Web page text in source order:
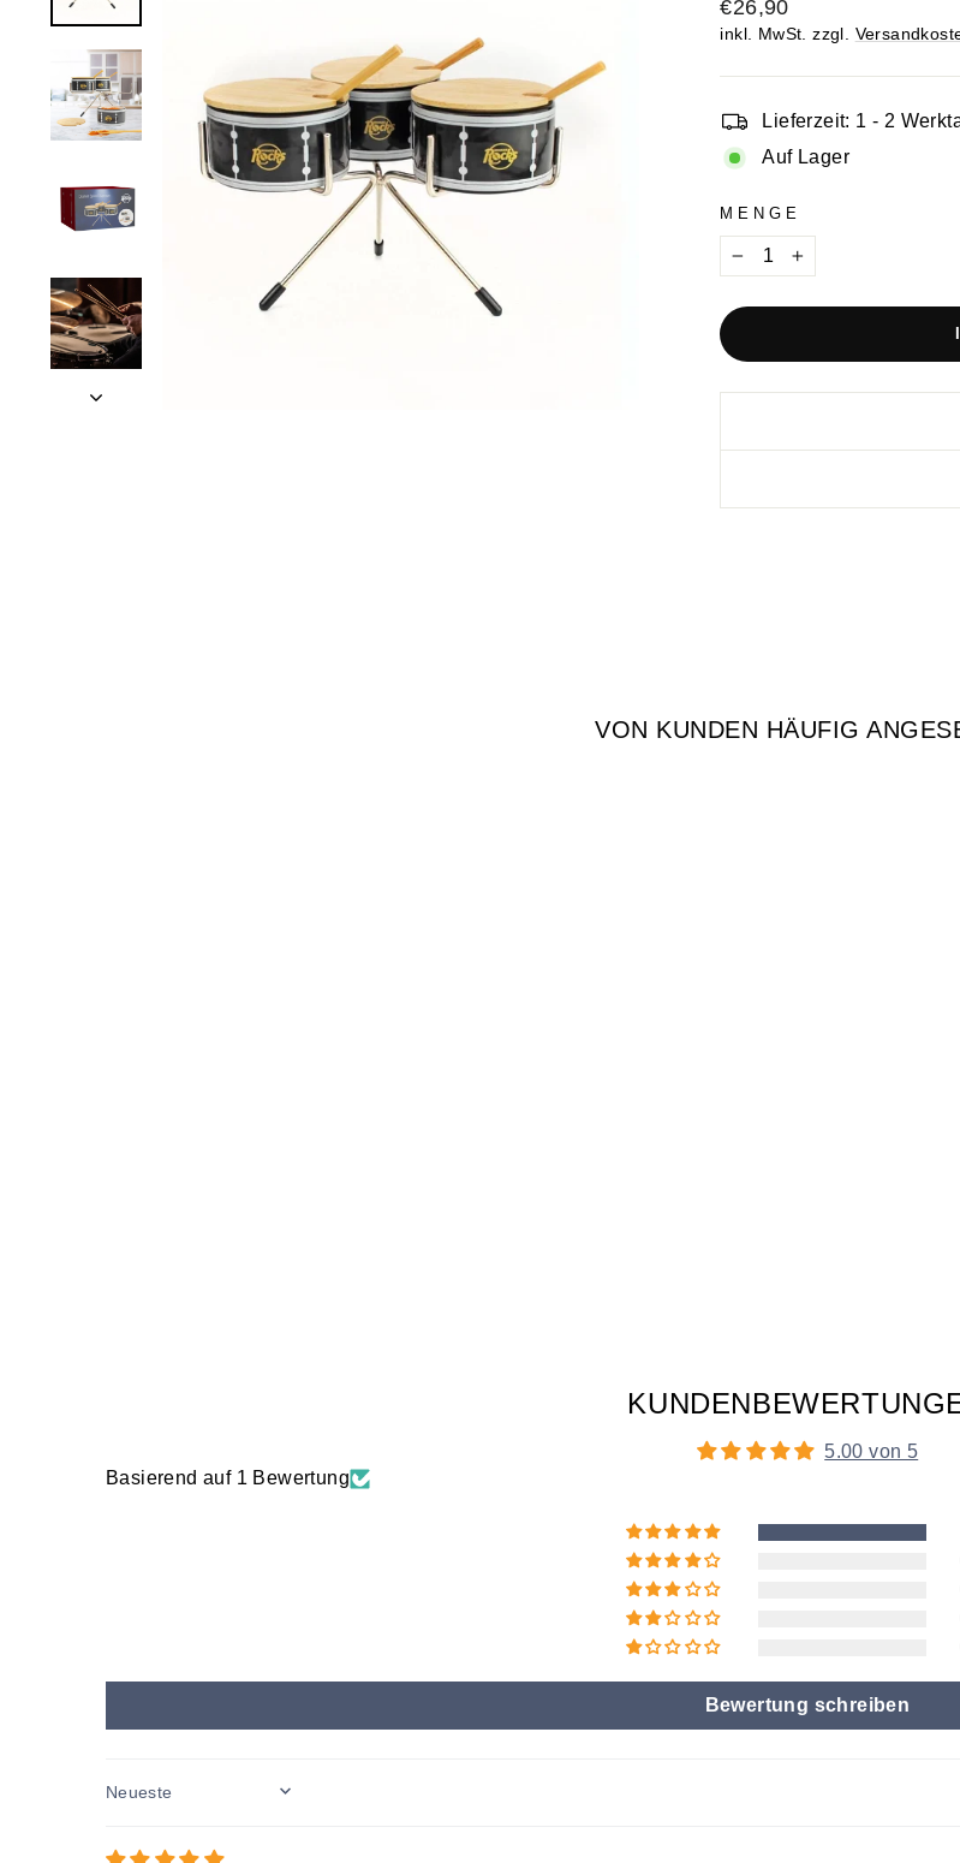
Preis
€26,90
inkl. MwSt. zzgl.
Lieferzeit: 1 - 2
Auf Lager
MENGE
VON KUNDEN HÄUFIG
5.00 von 5
Basierend auf 1 Bewertung
Bewertung schreiben
SORT BY